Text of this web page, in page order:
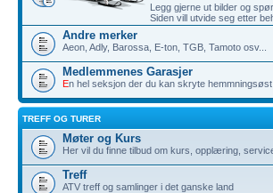
Legg gjerne ut bilder og
Siden vill utvide seg etter
Andre merker
Aeon, Adly, Barossa, E-ton, TGB, Tamoto osv...
Medlemmenes Garasjer
En hel seksjon der du kan skryte
TREFF OG TURER
Møter og Kurs
Her vil du finne tilbud om kurs, opplæring,
Treff
ATV treff og samlinger i det ganske land